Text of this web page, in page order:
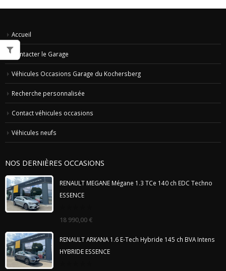
Accueil
Contacter le Garage
Véhicules Occasions Garage du Kochersberg
Recherche personnalisée
Contact véhicules occasions
Véhicules neufs
NOS DERNIÈRES OCCASIONS
RENAULT MEGANE Mégane 1.3 TCe 140 ch EDC Techno
ESSENCE
out
18 990,00 €
RENAULT ARKANA 1.6 E-Tech Hybride 145 ch BVA Intens
HYBRIDE ESSENCE